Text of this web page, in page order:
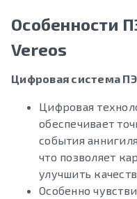
Особенности
Vereos
Цифровая система
Цифровая
обеспечивает
события
что позволяет
улучшить
Особенно